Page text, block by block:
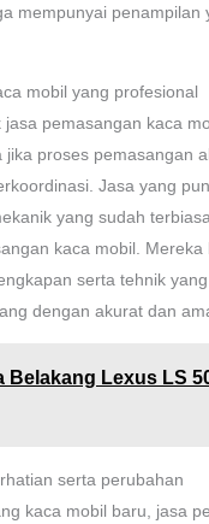
mempunyai penampilan
mobil yang profesional
pemasangan kaca
jika proses pemasangan
Jasa yang
yang sudah
kaca mobil. Mereka
serta tehnik
dengan akurat dan
Belakang Lexus LS
serta perubahan
kaca mobil baru, jasa